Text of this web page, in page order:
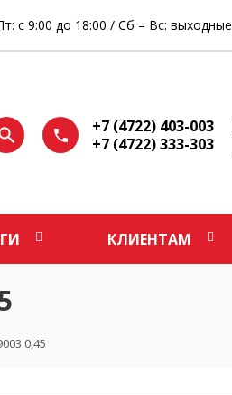
с 9:00 до 18:00 / Сб – Вс: выходные
+7 (4722) 403-003
+7 (4722) 333-303
КЛИЕНТАМ
0,45